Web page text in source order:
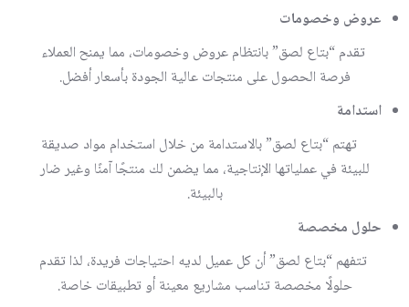
عروض وخصومات
تقدم “بتاع لصق” بانتظام عروض وخصومات، مما يمنح العملاء
فرصة الحصول على منتجات عالية الجودة بأسعار أفضل.
استدامة
تهتم “بتاع لصق” بالاستدامة من خلال استخدام مواد صديقة
للبيئة في عملياتها الإنتاجية، مما يضمن لك منتجًا آمنًا وغير ضار
بالبيئة.
حلول مخصصة
تتفهم “بتاع لصق” أن كل عميل لديه احتياجات فريدة، لذا تقدم
حلولًا مخصصة تناسب مشاريع معينة أو تطبيقات خاصة.